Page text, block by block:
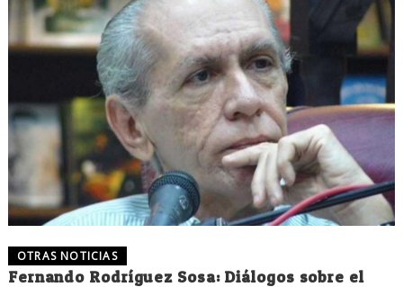
OTRAS NOTICIAS
Fernando Rodríguez Sosa: Diálogos sobre el